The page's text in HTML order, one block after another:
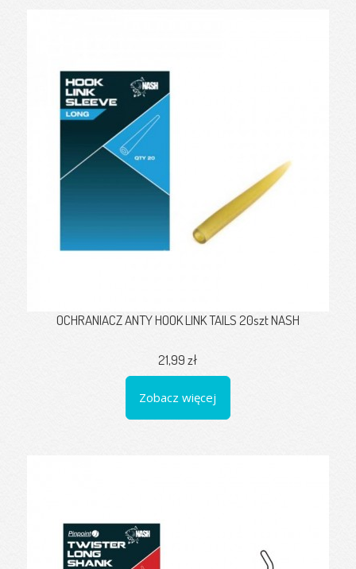
OCHRANIACZ ANTY HOOK LINK TAILS 20szt NASH
21,99 zł
Zobacz więcej